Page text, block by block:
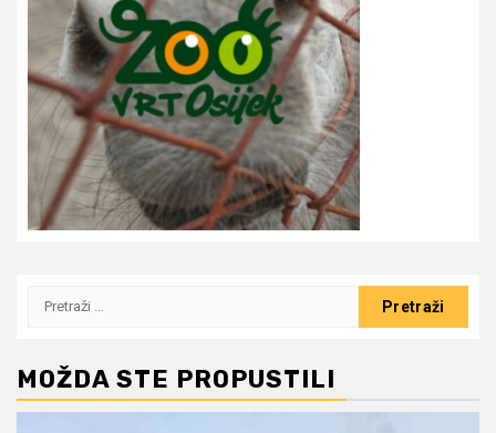
Pretraži:
MOŽDA STE PROPUSTILI